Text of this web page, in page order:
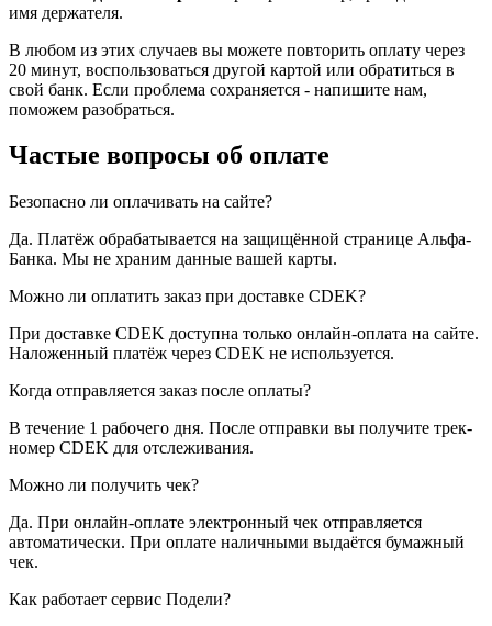
имя держателя.
В любом из этих случаев вы можете повторить оплату через
20 минут, воспользоваться другой картой или обратиться в
свой банк. Если проблема сохраняется - напишите нам,
поможем разобраться.
Частые вопросы об оплате
Безопасно ли оплачивать на сайте?
Да. Платёж обрабатывается на защищённой странице Альфа-
Банка. Мы не храним данные вашей карты.
Можно ли оплатить заказ при доставке CDEK?
При доставке CDEK доступна только онлайн-оплата на сайте.
Наложенный платёж через CDEK не используется.
Когда отправляется заказ после оплаты?
В течение 1 рабочего дня. После отправки вы получите трек-
номер CDEK для отслеживания.
Можно ли получить чек?
Да. При онлайн-оплате электронный чек отправляется
автоматически. При оплате наличными выдаётся бумажный
чек.
Как работает сервис Подели?